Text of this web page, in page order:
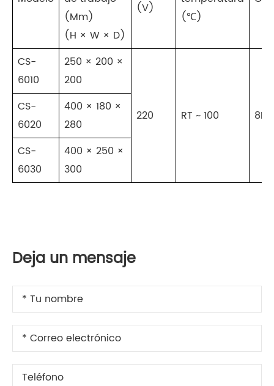
(Mm)
(H × W × D)
(V)
(℃)
CS-
6010
250 × 200 ×
200
220 RT ~ 100 8L/
CS-
6020
400 × 180 ×
280
CS-
6030
400 × 250 ×
300
Deja un mensaje